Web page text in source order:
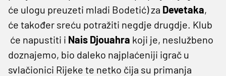
će ulogu preuzeti mladi Bodetić) za Devetaka,
će također sreću potražiti negdje drugdje. Klub
će napustiti i Nais Djouahra koji je, neslužbeno
doznajemo, bio daleko najplaćeniji igrač u
svlačionici Rijeke te netko čija su primanja